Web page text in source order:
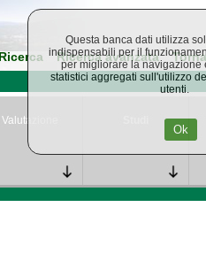
Ricerca Ricerca avanzata
Valutazione
Questa banca dati utilizza
indispensabili per il
per migliorare la navigazione
statistici aggregati sull'utilizzo
utenti.
Ok